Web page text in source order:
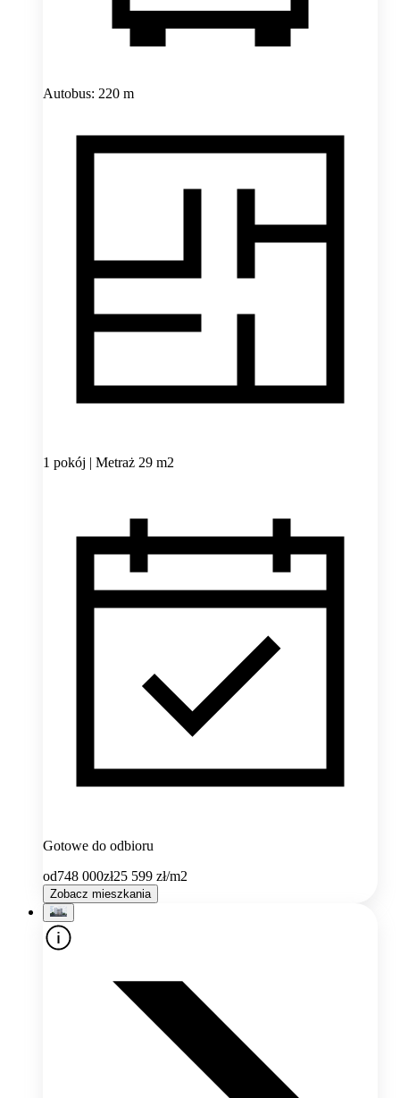
Autobus: 220 m
1 pokój | Metraż 29 m2
Gotowe do odbioru
od748 000zł25 599 zł/m2
Zobacz mieszkania